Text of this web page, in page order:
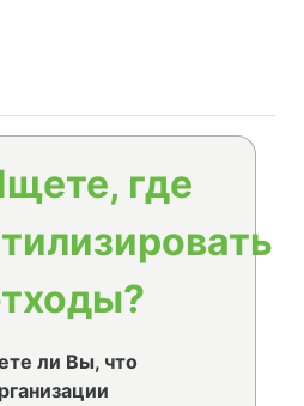
где
ли Вы, что